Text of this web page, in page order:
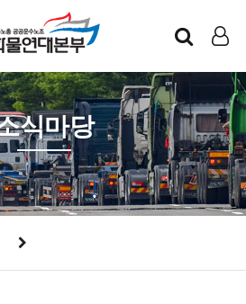
인트라넷
LOG IN
식마당